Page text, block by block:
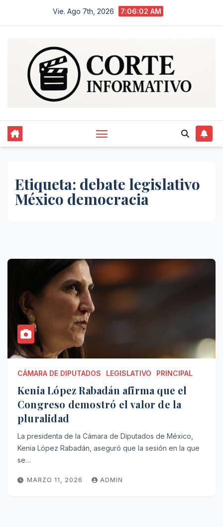
Vie. Ago 7th, 2026 7:06:03 AM
Etiqueta: debate legislativo
México democracia
CÁMARA DE DIPUTADOS LEGISLATIVO PRINCIPAL
Kenia López Rabadán afirma que el
Congreso demostró el valor de la
pluralidad
La presidenta de la Cámara de Diputados de México,
Kenia López Rabadán, aseguró que la sesión en la que
se…
MARZO 11, 2026 ADMIN